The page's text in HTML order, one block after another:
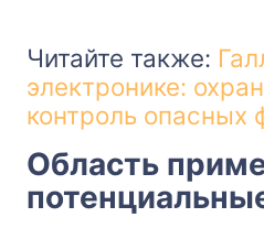
Читайте также:
электронике:
контроль опасных
Область